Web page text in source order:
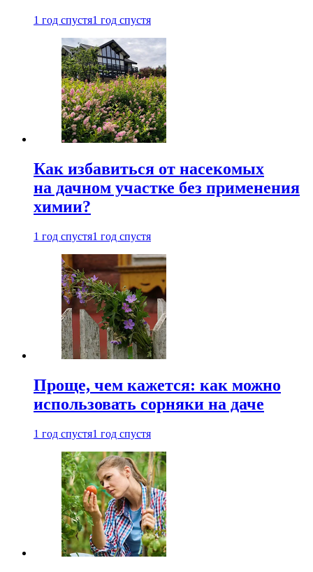
1 год спустя1 год спустя
Как избавиться от насекомых
на дачном участке без применения
химии?
1 год спустя1 год спустя
Проще, чем кажется: как можно
использовать сорняки на даче
1 год спустя1 год спустя